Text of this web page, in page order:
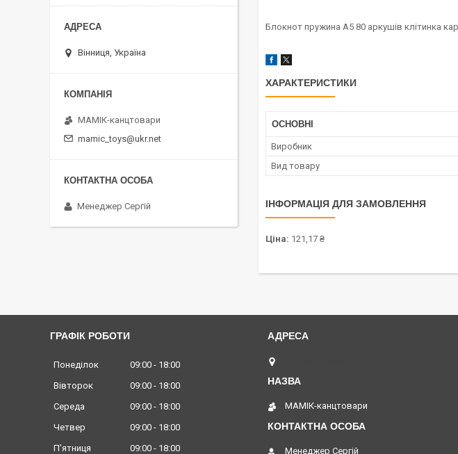
Блокнот пружина А5 80 аркушів клітинка
ХАРАКТЕРИСТИКИ
ОСНОВНІ
Виробник
Вид товару
ІНФОРМАЦІЯ ДЛЯ ЗАМОВЛЕННЯ
Ціна: 121,17 ₴
Вінниця, Україна
МАМІК-канцтовари
mamic_toys@ukr.net
Менеджер Сергій
ГРАФІК РОБОТИ
Понеділок 09:00
18:00
Вівторок
09:00
18:00
Середа
09:00
18:00
Четвер
09:00
18:00
Пʼятниця
09:00 18:00
МАМІК-канцтовари
Менеджер Сергій